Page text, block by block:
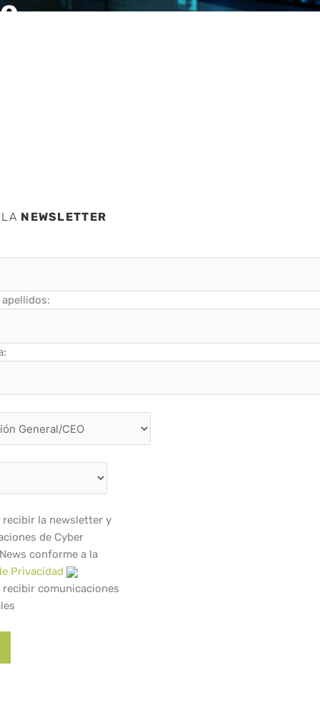
NEWSLETTER
recibir la newsletter y
de Cyber
conforme a la
Privacidad
recibir comunicaciones